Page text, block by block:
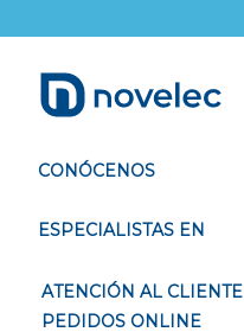
CONÓCENOS
ESPECIALISTAS EN
ATENCIÓN AL CLIENTE
PEDIDOS ONLINE